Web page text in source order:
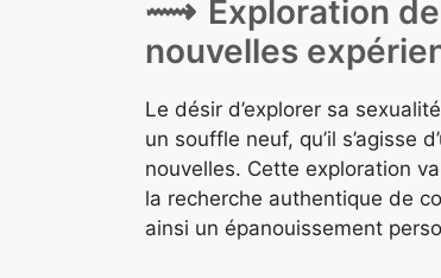
Exploration
nouvelles
Le désir d’explorer sa
un souffle neuf, qu’il s’agisse
nouvelles. Cette exploration
la recherche authentique de
ainsi un épanouissement